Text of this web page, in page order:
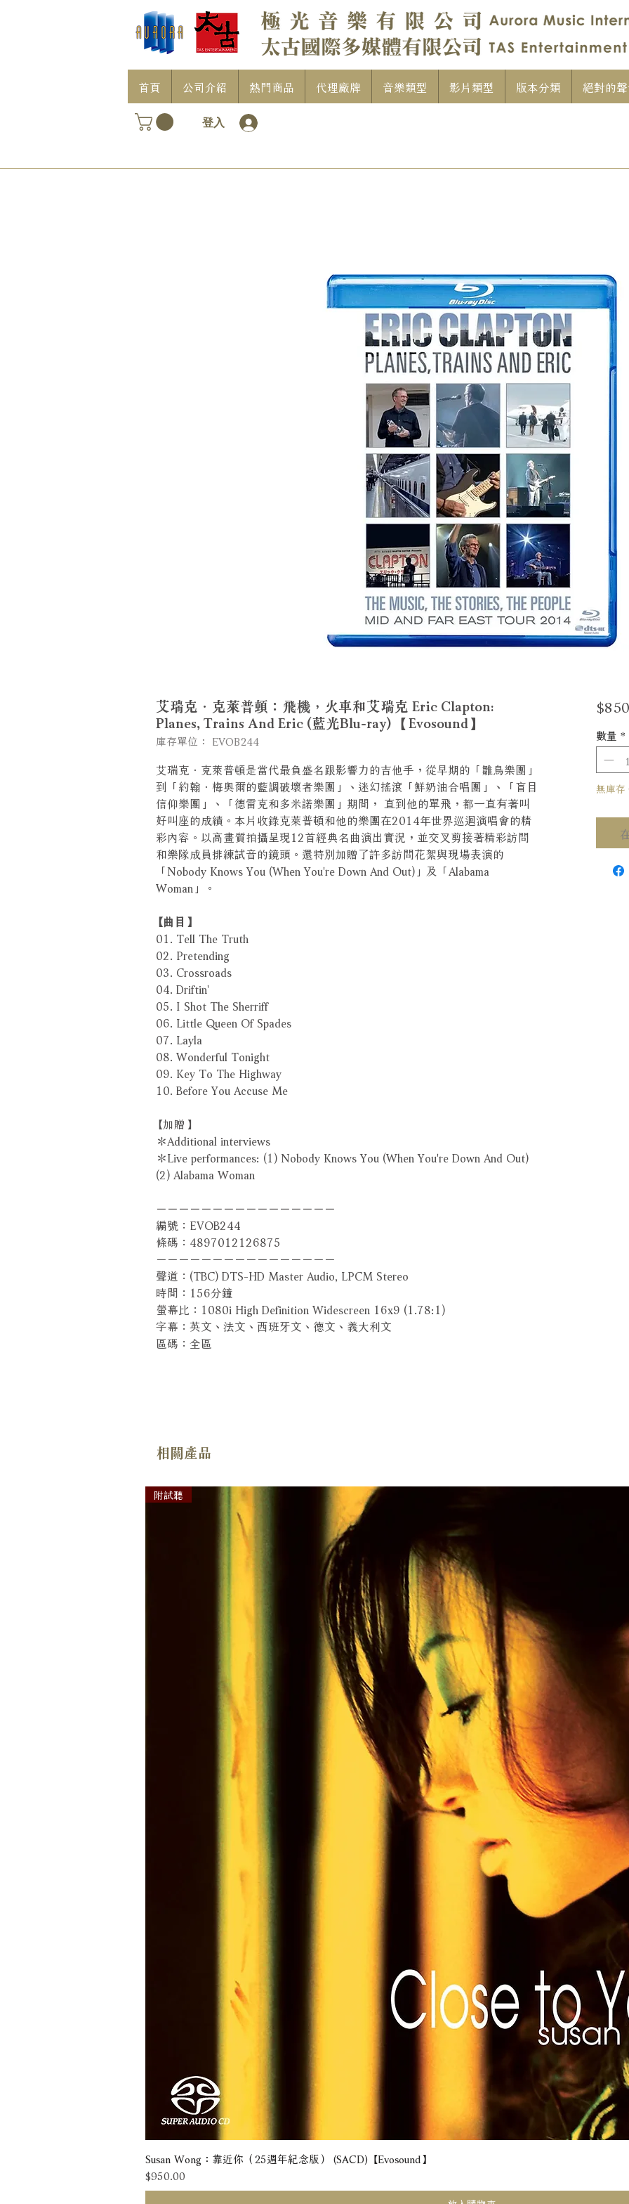
首頁 公司介紹 熱門商品 代理廠牌 音樂類型 影片類型 版本分類 絕對的
登入
艾瑞克．克萊普頓：飛機，火車和艾瑞克 Eric Clapton:
Planes, Trains And Eric (藍光Blu-ray) 【Evosound】
庫存單位： EVOB244
艾瑞克．克萊普頓是當代最負盛名跟影響力的吉他手，從早期的「雛鳥樂團」
到「約翰．梅奧爾的藍調破壞者樂團」、迷幻搖滾「鮮奶油合唱團」、「盲目
信仰樂團」、「德雷克和多米諾樂團」期間， 直到他的單飛，都一直有著叫
好叫座的成績。本片收錄克萊普頓和他的樂團在2014年世界巡迴演唱會的精
彩內容。以高畫質拍攝呈現12首經典名曲演出實況，並交叉剪接著精彩訪問
和樂隊成員排練試音的鏡頭。還特別加贈了許多訪問花絮與現場表演的
「Nobody Knows You (When You're Down And Out)」及「Alabama
Woman」。
【曲目】
01. Tell The Truth
02. Pretending
03. Crossroads
04. Driftin'
05. I Shot The Sherriff
06. Little Queen Of Spades
07. Layla
08. Wonderful Tonight
09. Key To The Highway
10. Before You Accuse Me
【加贈】
＊Additional interviews
＊Live performances: (1) Nobody Knows You (When You're Down And Out)
(2) Alabama Woman
－－－－－－－－－－－－－－－－
編號：EVOB244
條碼：4897012126875
－－－－－－－－－－－－－－－－
聲道：(TBC) DTS-HD Master Audio, LPCM Stereo
時間：156分鐘
螢幕比：1080i High Definition Widescreen 16x9 (1.78:1)
字幕：英文、法文、西班牙文、德文、義大利文
區碼：全區
數量 *
無庫
相關產品
附試聽
Susan Wong：靠近你（25週年紀念版） (SACD) 【Evosound】
價格
$950.00